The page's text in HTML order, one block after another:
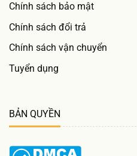
Chính sách bảo mật
Chính sách đổi trả
Chính sách vận chuyển
Tuyển dụng
BẢN QUYỀN